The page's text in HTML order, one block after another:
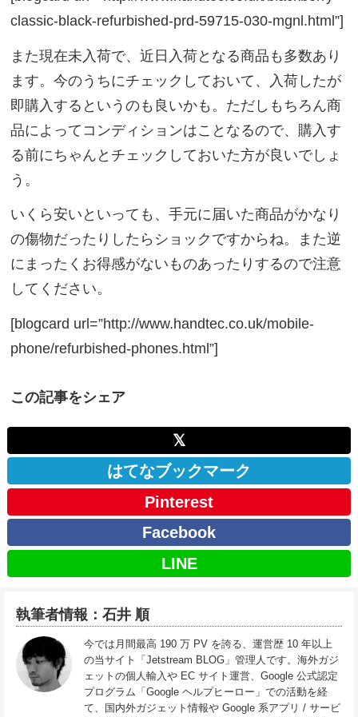
classic-black-refurbished-prd-59715-030-mgnl.html”]
また現在未入荷で、近日入荷となる商品も多数あり
ます。今のうちにチェックしておいて、入荷したが
即購入するというのも良いかも。ただしもちろん商
品によってコンディションはことなるので、購入す
る前にちゃんとチェックしておいた方が良いでしょ
う。
いくら安いといっても、手元に届いた商品がかなり
の傷物だったりしたらショックですからね。また逆
にまったくお得感がないものあったりするので注意
してください。
[blogcard url=”http://www.handtec.co.uk/mobile-
phone/refurbished-phones.html”]
この記事をシェア
𝕏
はてなブックマーク
Pinterest
Facebook
LINE
執筆者情報：石井 順
今では月間最高 190 万 PV を誇る、運営歴 10 年以上
の当サイト「Jetstream BLOG」管理人です。海外ガジ
ェットの個人輸入や EC サイト運営、Google 公式認定
プログラム「Google ヘルプヒーロー」での活動を経
て、国内外ガジェット情報や Google 系アプリ / サービ